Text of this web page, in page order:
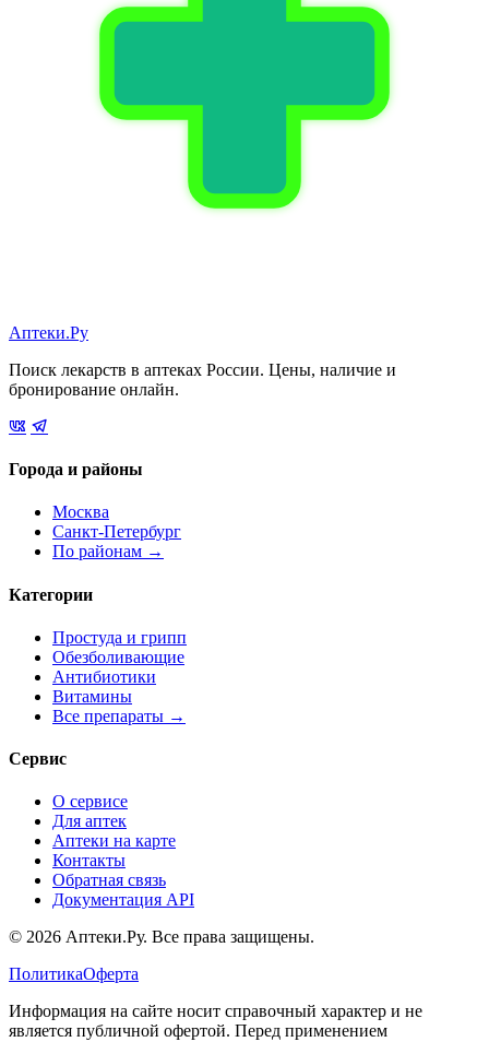
Аптеки.Ру
Поиск лекарств в аптеках России. Цены, наличие и
бронирование онлайн.
Города и районы
Москва
Санкт-Петербург
По районам →
Категории
Простуда и грипп
Обезболивающие
Антибиотики
Витамины
Все препараты →
Сервис
О сервисе
Для аптек
Аптеки на карте
Контакты
Обратная связь
Документация API
© 2026 Аптеки.Ру. Все права защищены.
ПолитикаОферта
Информация на сайте носит справочный характер и не
является публичной офертой. Перед применением